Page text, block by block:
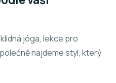
jóga, lekce pro
najdeme styl, který